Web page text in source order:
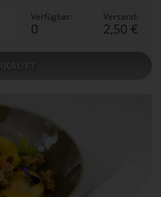
Verfügbar:
0
Versand:
2,50 €